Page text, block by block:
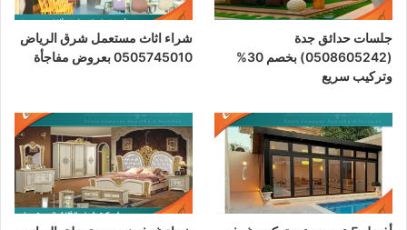
جلسات حدائق جدة
(0508605242) بخصم 30%
وتركيب سريع
شراء اثاث مستعمل شرق الرياض
0505745010 بعروض مفاجأة